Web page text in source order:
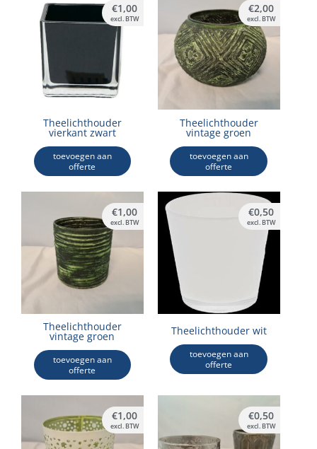
Theelichthouder
vierkant zwart
toevoegen aan
offerte
€1,00
excl. BTW
Theelichthouder
vintage groen
toevoegen aan
offerte
€2,00
excl. BTW
Theelichthouder
vintage groen
toevoegen aan
offerte
€1,00
excl. BTW
Theelichthouder wit
toevoegen aan
offerte
€0,50
excl. BTW
€1,00
excl. BTW
product
heeft
€0,50
excl. BTW